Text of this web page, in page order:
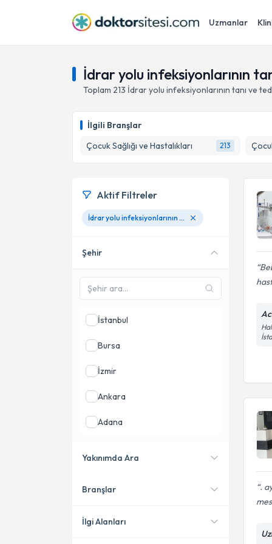
Uzmanlar
İdrar yolu infeksiyonlarının
Toplam 213 İdrar yolu infeksiyonlarının tanı ve
İlgili Branşlar
Çocuk Sağlığı ve Hastalıkları
213
.
Aktif Filtreler
İdrar yolu infeksiyonlarının tanı ve tedavisi
Şehir
İstanbul
Bursa
İzmir
Ankara
Adana
Yakınımda Ara
Konumuma yakın uzmanları
Branşlar
İlgi Alanları